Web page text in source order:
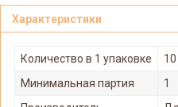
Характеристики
Количество в 1 упаковке
10
Минимальная партия
1